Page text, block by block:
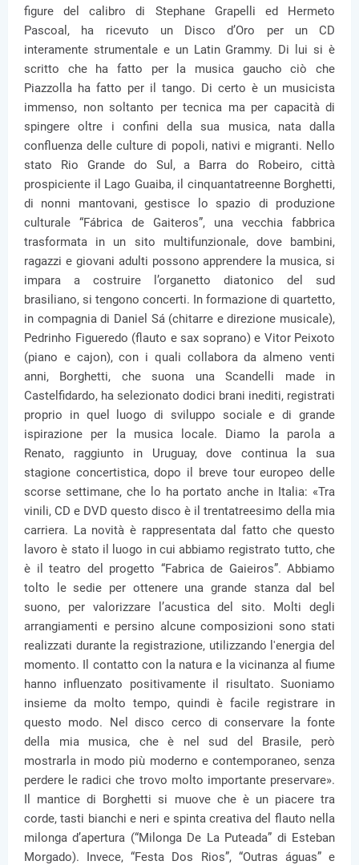
figure del calibro di Stephane Grapelli ed Hermeto
Pascoal, ha ricevuto un Disco d’Oro per un CD
interamente strumentale e un Latin Grammy. Di lui si è
scritto che ha fatto per la musica gaucho ciò che
Piazzolla ha fatto per il tango. Di certo è un musicista
immenso, non soltanto per tecnica ma per capacità di
spingere oltre i confini della sua musica, nata dalla
confluenza delle culture di popoli, nativi e migranti. Nello
stato Rio Grande do Sul, a Barra do Robeiro, città
prospiciente il Lago Guaiba, il cinquantatreenne Borghetti,
di nonni mantovani, gestisce lo spazio di produzione
culturale “Fábrica de Gaiteros”, una vecchia fabbrica
trasformata in un sito multifunzionale, dove bambini,
ragazzi e giovani adulti possono apprendere la musica, si
impara a costruire l’organetto diatonico del sud
brasiliano, si tengono concerti. In formazione di quartetto,
in compagnia di Daniel Sá (chitarre e direzione musicale),
Pedrinho Figueredo (flauto e sax soprano) e Vitor Peixoto
(piano e cajon), con i quali collabora da almeno venti
anni, Borghetti, che suona una Scandelli made in
Castelfidardo, ha selezionato dodici brani inediti, registrati
proprio in quel luogo di sviluppo sociale e di grande
ispirazione per la musica locale. Diamo la parola a
Renato, raggiunto in Uruguay, dove continua la sua
stagione concertistica, dopo il breve tour europeo delle
scorse settimane, che lo ha portato anche in Italia: «Tra
vinili, CD e DVD questo disco è il trentatreesimo della mia
carriera. La novità è rappresentata dal fatto che questo
lavoro è stato il luogo in cui abbiamo registrato tutto, che
è il teatro del progetto “Fabrica de Gaieiros”. Abbiamo
tolto le sedie per ottenere una grande stanza dal bel
suono, per valorizzare l’acustica del sito. Molti degli
arrangiamenti e persino alcune composizioni sono stati
realizzati durante la registrazione, utilizzando l'energia del
momento. Il contatto con la natura e la vicinanza al fiume
hanno influenzato positivamente il risultato. Suoniamo
insieme da molto tempo, quindi è facile registrare in
questo modo. Nel disco cerco di conservare la fonte
della mia musica, che è nel sud del Brasile, però
mostrarla in modo più moderno e contemporaneo, senza
perdere le radici che trovo molto importante preservare».
Il mantice di Borghetti si muove che è un piacere tra
corde, tasti bianchi e neri e spinta creativa del flauto nella
milonga d’apertura (“Milonga De La Puteada” di Esteban
Morgado). Invece, “Festa Dos Rios”, “Outras águas” e